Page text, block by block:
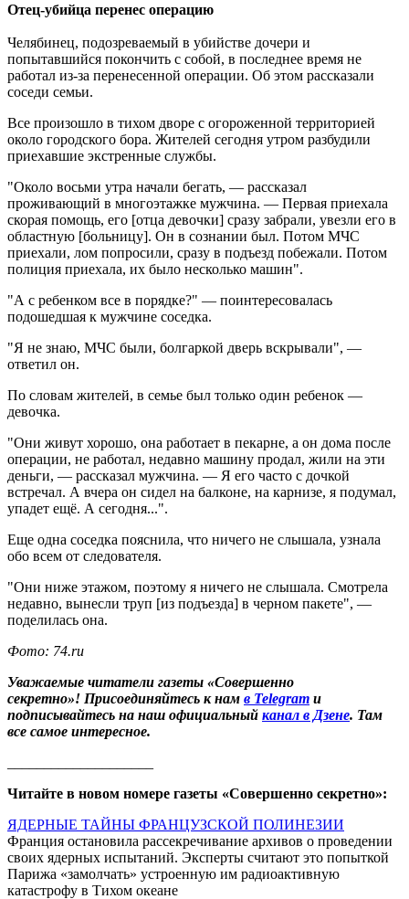
Отец-убийца перенес операцию
Челябинец, подозреваемый в убийстве дочери и
попытавшийся покончить с собой, в последнее время не
работал из-за перенесенной операции. Об этом рассказали
соседи семьи.
Все произошло в тихом дворе с огороженной территорией
около городского бора. Жителей сегодня утром разбудили
приехавшие экстренные службы.
"Около восьми утра начали бегать, — рассказал
проживающий в многоэтажке мужчина. — Первая приехала
скорая помощь, его [отца девочки] сразу забрали, увезли его в
областную [больницу]. Он в сознании был. Потом МЧС
приехали, лом попросили, сразу в подъезд побежали. Потом
полиция приехала, их было несколько машин".
"А с ребенком все в порядке?" — поинтересовалась
подошедшая к мужчине соседка.
"Я не знаю, МЧС были, болгаркой дверь вскрывали", —
ответил он.
По словам жителей, в семье был только один ребенок —
девочка.
"Они живут хорошо, она работает в пекарне, а он дома после
операции, не работал, недавно машину продал, жили на эти
деньги, — рассказал мужчина. — Я его часто с дочкой
встречал. А вчера он сидел на балконе, на карнизе, я подумал,
упадет ещё. А сегодня...".
Еще одна соседка пояснила, что ничего не слышала, узнала
обо всем от следователя.
"Они ниже этажом, поэтому я ничего не слышала. Смотрела
недавно, вынесли труп [из подъезда] в черном пакете", —
поделилась она.
Фото: 74.ru
Уважаемые читатели газеты «Совершенно
секретно»! Присоединяйтесь к нам в Telegram и
подписывайтесь на наш официальный канал в Дзене. Там
все самое интересное.
Читайте в новом номере газеты «Совершенно секретно»:
ЯДЕРНЫЕ ТАЙНЫ ФРАНЦУЗСКОЙ ПОЛИНЕЗИИ
Франция остановила рассекречивание архивов о проведении
своих ядерных испытаний. Эксперты считают это попыткой
Парижа «замолчать» устроенную им радиоактивную
катастрофу в Тихом океане